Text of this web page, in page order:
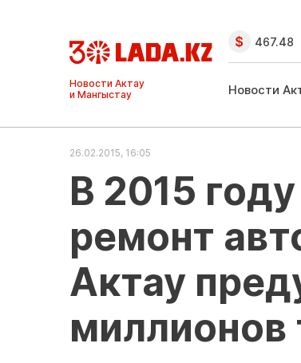
Ақтау және
Манғыстау
жаңалықтары
467.48
Новости
26.02.2015, 16:05
В 2015
ремонт
Актау
миллионов